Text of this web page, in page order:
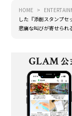
HOME
した『添削スタンプセ
悲痛な叫びが寄せられ